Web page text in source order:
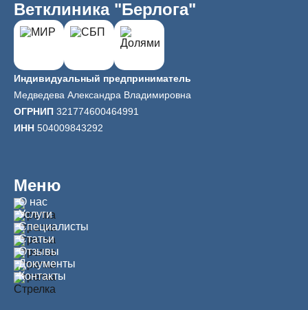
Ветклиника "Берлога"
Индивидуальный предприниматель
Медведева Александра Владимировна
ОГРНИП 321774600464991
ИНН 504009843292
Меню
О нас
Услуги
Специалисты
Статьи
Отзывы
Документы
Контакты